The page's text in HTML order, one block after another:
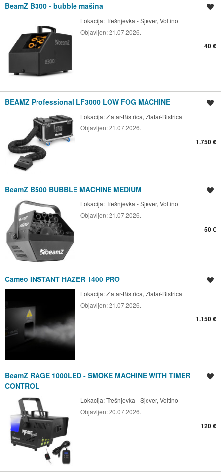
BeamZ B300 - bubble mašina
Lokacija:Trešnjevka - Sjever, Voltino
Objavljen:21.07.2026.
40 €
BEAMZ Professional LF3000 LOW FOG MACHINE
Lokacija:Zlatar-Bistrica, Zlatar-Bistrica
Objavljen:21.07.2026.
1.750 €
BeamZ B500 BUBBLE MACHINE MEDIUM
Lokacija:Trešnjevka - Sjever, Voltino
Objavljen:21.07.2026.
50 €
Cameo INSTANT HAZER 1400 PRO
Lokacija:Zlatar-Bistrica, Zlatar-Bistrica
Objavljen:21.07.2026.
1.150 €
BeamZ RAGE 1000LED - SMOKE MACHINE WITH TIMER
CONTROL
Lokacija:Trešnjevka - Sjever, Voltino
Objavljen:20.07.2026.
120 €